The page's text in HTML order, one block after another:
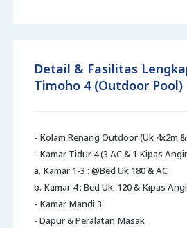
Detail & Fasilitas
Timoho 4 (Outdoor Pool)
- Kolam Renang Outdoor (Uk 4x2m
- Kamar Tidur 4 (3 AC & 1 Kipas
a. Kamar 1-3 : @Bed Uk 180 & AC
b. Kamar 4 : Bed Uk. 120 & Kipas
- Kamar Mandi 3
- Dapur & Peralatan Masak